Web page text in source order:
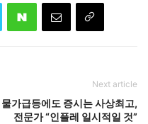
Next article
물가급등에도 증시는 사상최고,
전문가 “인플레 일시적일 것”